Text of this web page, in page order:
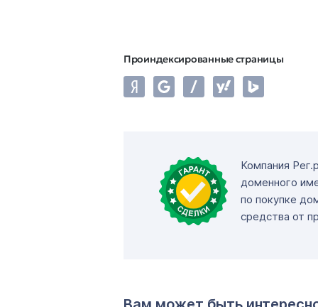
Проиндексированные страницы
Компания
доменного
по покупке
средства от